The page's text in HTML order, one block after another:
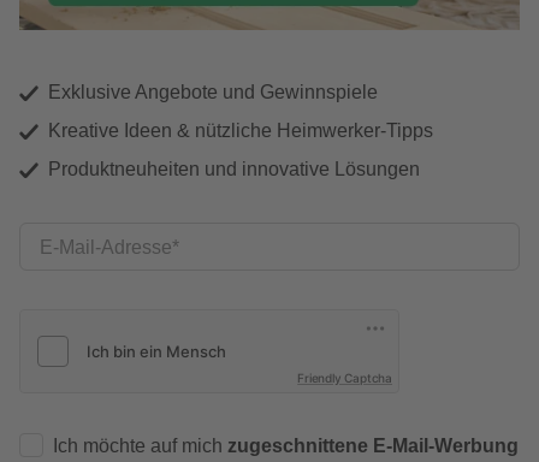
Exklusive Angebote und Gewinnspiele
Kreative Ideen & nützliche Heimwerker-Tipps
Produktneuheiten und innovative Lösungen
E-Mail-Adresse
Friendly Captcha
Ich möchte auf mich zugeschnittene E-Mail-Werbung